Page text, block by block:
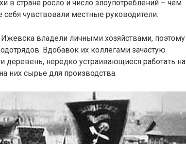
в стране росло и число злоупотреблений – чем
чувствовали местные руководители.
владели личными хозяйствами, поэтому
Вдобавок их коллегами зачастую
деревень, нередко устраивающиеся работать на
них сырье для производства.